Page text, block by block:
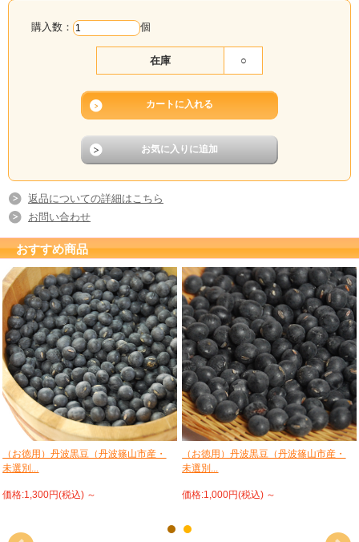
購入数： 個
在庫 ○
返品についての詳細はこちら
お問い合わせ
おすすめ商品
（お徳用）丹波黒豆（丹波篠山市産・
未選別...
価格:1,300円(税込) ～
（お徳用）丹波黒豆（丹波篠山市産・
未選別...
価格:1,000円(税込) ～